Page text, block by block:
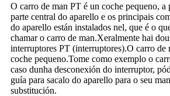
O carro de man PT é un coche pequeno, a
parte central do aparello e os principais
do aparello están instalados nel, que é o
chamar o carro de man.Xeralmente hai
interruptores PT (interruptores).O carro de
coche pequeno.Tome como exemplo o
caso dunha desconexión do interruptor,
guía para sacalo do aparello para o seu
substitución.